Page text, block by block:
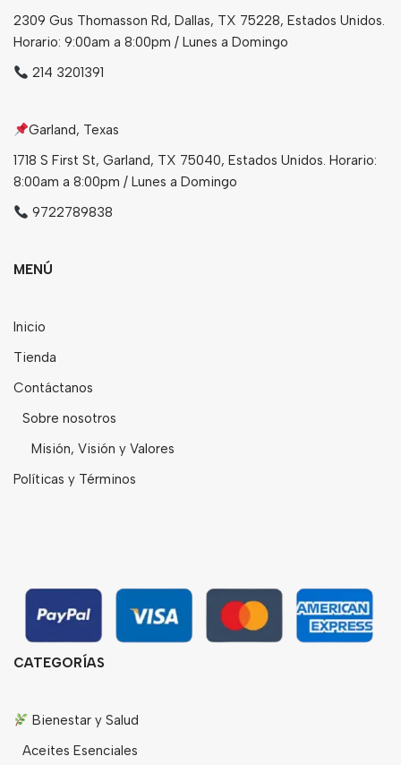
Tés
2309 Gus Thomasson Rd, Dallas, TX 75228, Estados Unidos.
Horario: 9:00am a 8:00pm / Lunes a Domingo
214 3201391
Garland, Texas
1718 S First St, Garland, TX 75040, Estados Unidos. Horario:
8:00am a 8:00pm / Lunes a Domingo
9722789838
MENÚ
Inicio
Tienda
Contáctanos
Sobre nosotros
Misión, Visión y Valores
Políticas y Términos
CATEGORÍAS
Bienestar y Salud
Aceites Esenciales